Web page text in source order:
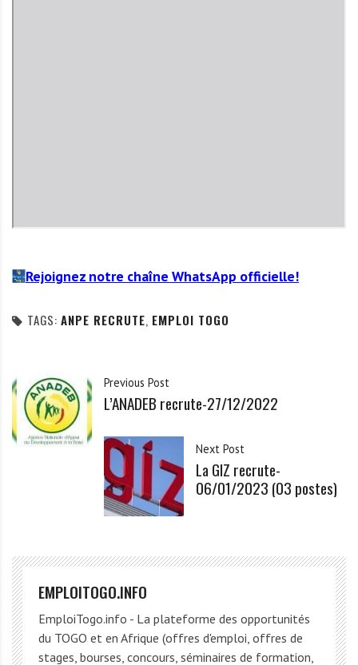
Rejoignez notre chaîne WhatsApp officielle!
TAGS: ANPE RECRUTE, EMPLOI TOGO
Previous Post
L’ANADEB recrute-27/12/2022
Next Post
La GIZ recrute-
06/01/2023 (03 postes)
EMPLOITOGO.INFO
EmploiTogo.info - La plateforme des opportunités
du TOGO et en Afrique (offres d'emploi, offres de
stages, bourses, concours, séminaires de formation,